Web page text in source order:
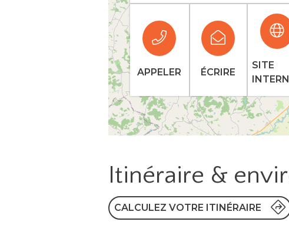
APPELER ÉCRIRE
SITE
Itinéraire &
CALCULEZ VOTRE ITINÉRAIRE